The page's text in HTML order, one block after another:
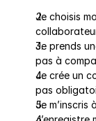
Je choisis
Je prends
pas à
Je crée un
pas
Je m’inscris